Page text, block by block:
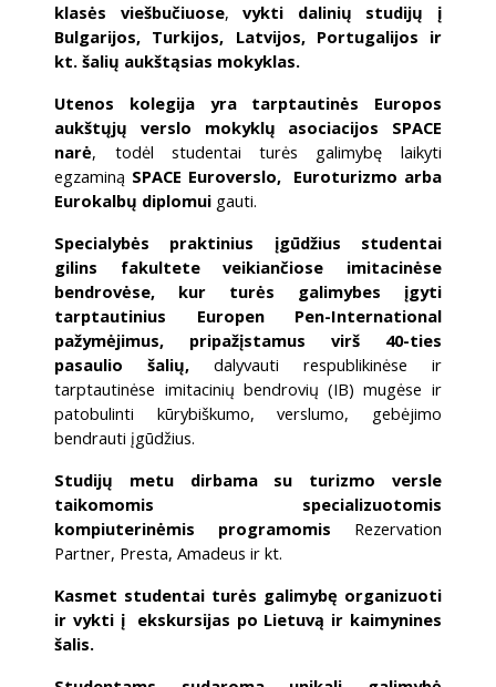
klasės viešbučiuose,vykti dalinių studijų į
Bulgarijos, Turkijos, Latvijos, Portugalijos ir
kt. šalių aukštąsias mokyklas.
Utenos kolegija yra tarptautinės Europos
aukštųjų verslo mokyklų asociacijos SPACE
narė, todėl studentai turės galimybę laikyti
egzaminą SPACE Euroverslo, Euroturizmo arba
Eurokalbų diplomui gauti.
Specialybės praktinius įgūdžius studentai
gilins fakultete veikiančiose imitacinėse
bendrovėse, kur turės galimybes įgyti
tarptautinius Europen Pen-International
pažymėjimus, pripažįstamus virš 40-ties
pasaulio šalių, dalyvauti respublikinėse ir
tarptautinėse imitacinių bendrovių (IB) mugėse ir
patobulinti kūrybiškumo, verslumo, gebėjimo
bendrauti įgūdžius.
Studijų metu dirbama su turizmo versle
taikomomis specializuotomis
kompiuterinėmis programomis Rezervation
Partner, Presta, Amadeus ir kt.
Kasmet studentai turės galimybę organizuoti
ir vykti į ekskursijas po Lietuvą ir kaimynines
šalis.